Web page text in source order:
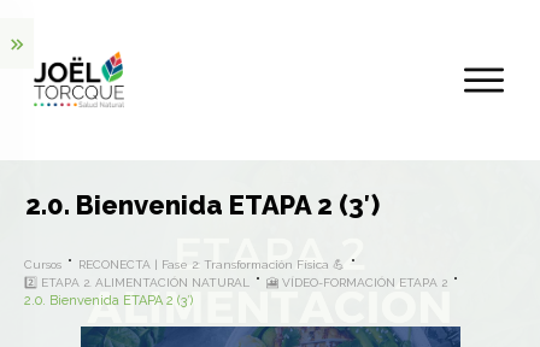
2.0. Bienvenida ETAPA 2 (3′)
Cursos
RECONECTA | Fase 2: Transformación Física 💪
2️⃣ ETAPA 2. ALIMENTACIÓN NATURAL
🎦 VÍDEO-FORMACIÓN ETAPA 2
2.0. Bienvenida ETAPA 2 (3′)